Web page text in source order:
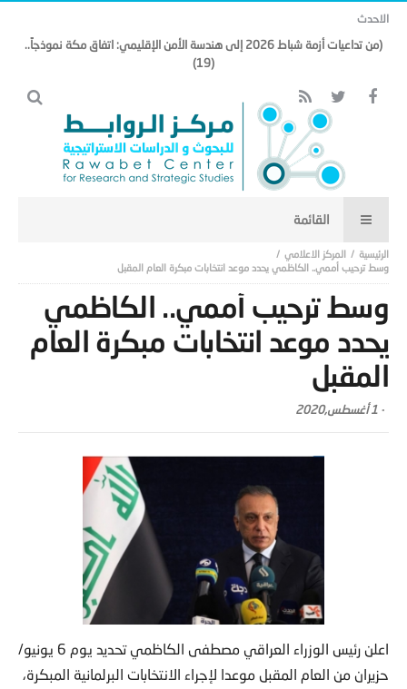
الاحدث
(من تداعيات أزمة شباط 2026 إلى هندسة الأمن الإقليمي: اتفاق مكة نموذجاً..
(19)
المركز الاعلامي
وسط ترحيب أممي.. الكاظمي يحدد موعد انتخابات مبكرة العام المقبل
وسط ترحيب أممي.. الكاظمي
يحدد موعد انتخابات مبكرة العام
المقبل
- 1 أغسطس,2020
اعلن رئيس الوزراء العراقي مصطفى الكاظمي تحديد يوم 6 يونيو/
حزيران من العام المقبل موعدا لإجراء الانتخابات البرلمانية المبكرة،